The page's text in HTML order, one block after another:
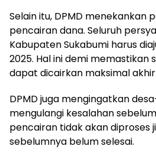
Selain itu, DPMD menekankan
pencairan dana. Seluruh
Kabupaten Sukabumi harus
2025. Hal ini demi memastikan
dapat dicairkan maksimal akhir
DPMD juga mengingatkan
mengulangi kesalahan
pencairan tidak akan diproses
sebelumnya belum selesai.